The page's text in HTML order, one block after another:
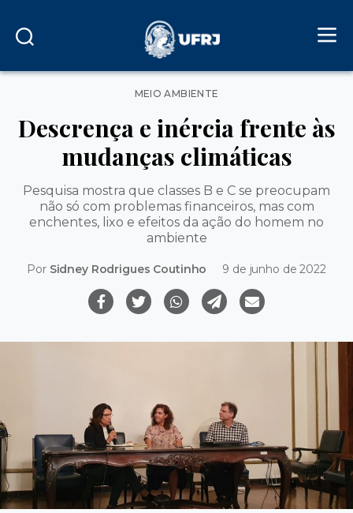
Categorias
MEIO AMBIENTE
Descrença e inércia frente às
mudanças climáticas
Pesquisa mostra que classes B e C se preocupam
não só com problemas financeiros, mas com
enchentes, lixo e efeitos da ação do homem no
ambiente
Por Sidney Rodrigues Coutinho 9 de junho de 2022